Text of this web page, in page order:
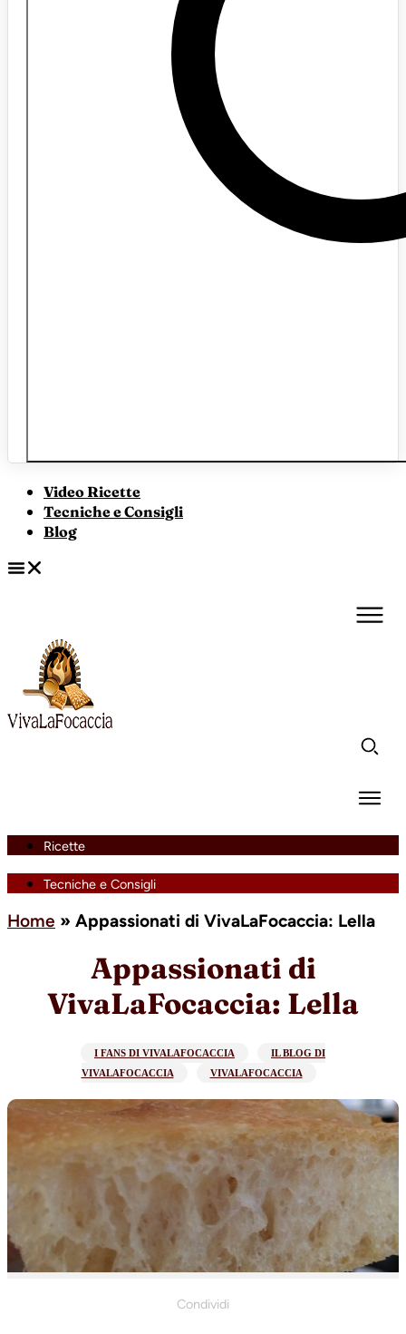
Video Ricette
Tecniche e Consigli
Blog
Ricette
Tecniche e Consigli
Home » Appassionati di VivaLaFocaccia: Lella
Appassionati di
VivaLaFocaccia: Lella
I FANS DI VIVALAFOCACCIA
IL BLOG DI
VIVALAFOCACCIA
VIVALAFOCACCIA
Condividi